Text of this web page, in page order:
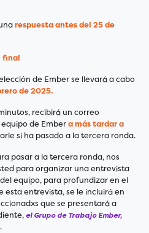
respuesta antes del 25 de
final
de Ember se llevará a cabo
de 2025.
recibirá un correo
de Embera más tardar a
si ha pasado a la tercera ronda.
pasar a la tercera ronda, nos
para organizar una entrevista
equipo, para profundizar en el
esta entrevista, se le incluirá en
que se presentará a
el Grupo de Trabajo Ember,